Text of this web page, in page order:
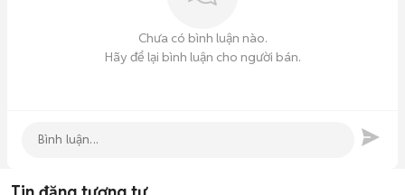
Chưa có bình luận nào.
Hãy để lại bình luận cho người bán.